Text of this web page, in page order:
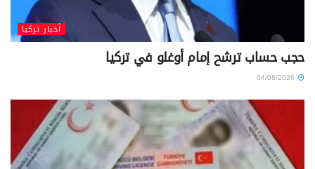
أخبار تركيا
حجب حساب ترشح إمام أوغلو في تركيا